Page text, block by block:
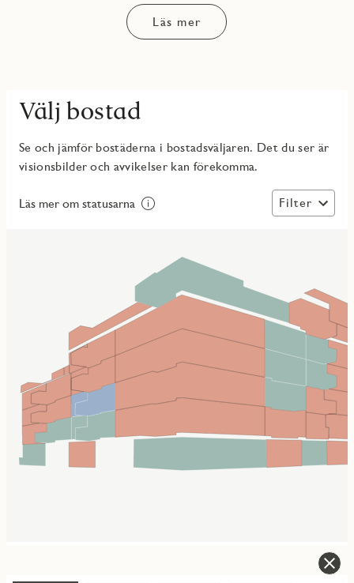
Läs mer
Välj bostad
Se och jämför bostäderna i bostadsväljaren. Det du ser är
visionsbilder och avvikelser kan förekomma.
Läs mer om statusarna Filter